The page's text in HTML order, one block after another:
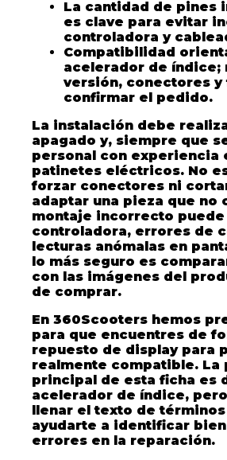
La cantidad de pines
es clave para evitar
controladora y
Compatibilidad
acelerador de índice;
versión, conectores y
confirmar el pedido.
La instalación debe
apagado y, siempre que
personal con experiencia
patinetes eléctricos. No
forzar conectores ni
adaptar una pieza que no
montaje incorrecto
controladora, errores de
lecturas anómalas en
lo más seguro es
con las imágenes del
de comprar.
En 360Scooters hemos
para que encuentres de
repuesto de display para
realmente compatible. La
principal de esta ficha es
acelerador de índice,
llenar el texto de
ayudarte a identificar
errores en la reparación.